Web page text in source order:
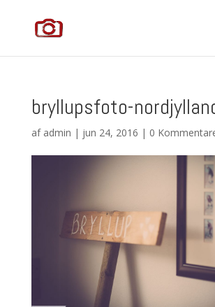
bryllupsfoto-
af admin | jun 24, 2016 | 0